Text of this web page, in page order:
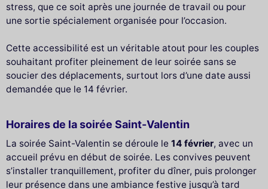
stress, que ce soit après une journée de travail ou pour
une sortie spécialement organisée pour l’occasion.
Cette accessibilité est un véritable atout pour les couples
souhaitant profiter pleinement de leur soirée sans se
soucier des déplacements, surtout lors d’une date aussi
demandée que le 14 février.
Horaires de la soirée Saint-Valentin
La soirée Saint-Valentin se déroule le 14 février, avec un
accueil prévu en début de soirée. Les convives peuvent
s’installer tranquillement, profiter du dîner, puis prolonger
leur présence dans une ambiance festive jusqu’à tard